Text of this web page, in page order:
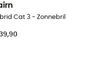
Cat 3 - Zonnebril